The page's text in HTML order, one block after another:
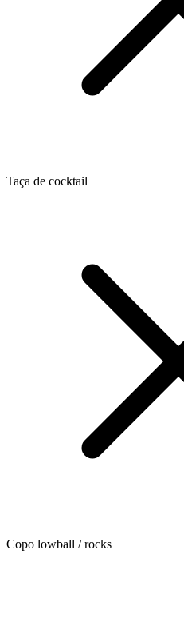
Taça de cocktail
Copo lowball / rocks